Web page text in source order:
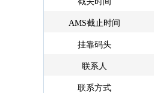
AMS截止时间
挂靠码头
联系人
联系方式